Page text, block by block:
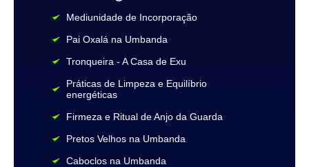
Mediunidade de Incorporação
Pai Oxalá na Umbanda
Tronqueira - A Casa de Exu
Práticas de Limpeza e Equilíbrio
energéticas
Firmeza e Ritual de Anjo da Guarda
Pretos Velhos na Umbanda
Caboclos na Umbanda